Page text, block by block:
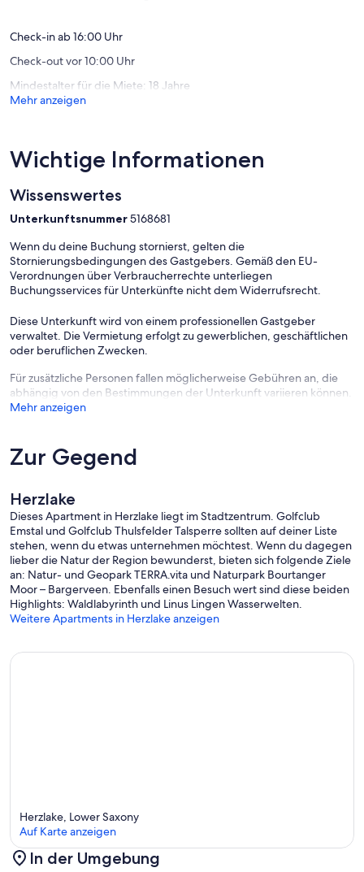
Handtücher nicht einzupacken. Die sind bei uns natürlich inklusive!
Wir freuen uns sehr, Ihr Interesse geweckt zu haben und Sie schon
bald als Gast bei uns begrüßen zu dürfen!
Check-in ab 16:00 Uhr
Check-out vor 10:00 Uhr
Mindestalter für die Miete: 18 Jahre
Mehr anzeigen
Wichtige Informationen
Wissenswertes
Unterkunftsnummer5168681
Wenn du deine Buchung stornierst, gelten die
Stornierungsbedingungen des Gastgebers. Gemäß den EU-
Verordnungen über Verbraucherrechte unterliegen
Buchungsservices für Unterkünfte nicht dem Widerrufsrecht.
Diese Unterkunft wird von einem professionellen Gastgeber
verwaltet. Die Vermietung erfolgt zu gewerblichen, geschäftlichen
oder beruflichen Zwecken.
Für zusätzliche Personen fallen möglicherweise Gebühren an, die
abhängig von den Bestimmungen der Unterkunft variieren können.
Mehr anzeigen
Zur Gegend
Herzlake
Dieses Apartment in Herzlake liegt im Stadtzentrum. Golfclub
Emstal und Golfclub Thulsfelder Talsperre sollten auf deiner Liste
stehen, wenn du etwas unternehmen möchtest. Wenn du dagegen
lieber die Natur der Region bewunderst, bieten sich folgende Ziele
an: Natur- und Geopark TERRA.vita und Naturpark Bourtanger
Moor – Bargerveen. Ebenfalls einen Besuch wert sind diese beiden
Highlights: Waldlabyrinth und Linus Lingen Wasserwelten.
Weitere Apartments in Herzlake anzeigen
Herzlake, Lower Saxony
Auf Karte anzeigen
In der Umgebung